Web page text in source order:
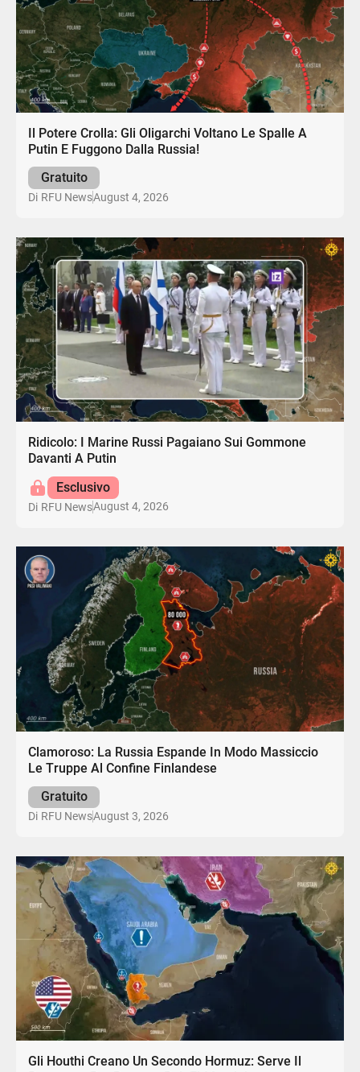
Il Potere Crolla: Gli Oligarchi Voltano Le Spalle A
Putin E Fuggono Dalla Russia!
Gratuito
Di RFU NewsAugust 4, 2026
Ridicolo: I Marine Russi Pagaiano Sui Gommone
Davanti A Putin
Esclusivo
Di RFU NewsAugust 4, 2026
Clamoroso: La Russia Espande In Modo Massiccio
Le Truppe Al Confine Finlandese
Gratuito
Di RFU NewsAugust 3, 2026
Gli Houthi Creano Un Secondo Hormuz: Serve Il